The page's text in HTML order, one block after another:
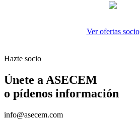
Ver ofertas socio
Hazte socio
Únete a ASECEM
o pídenos información
info@asecem.com